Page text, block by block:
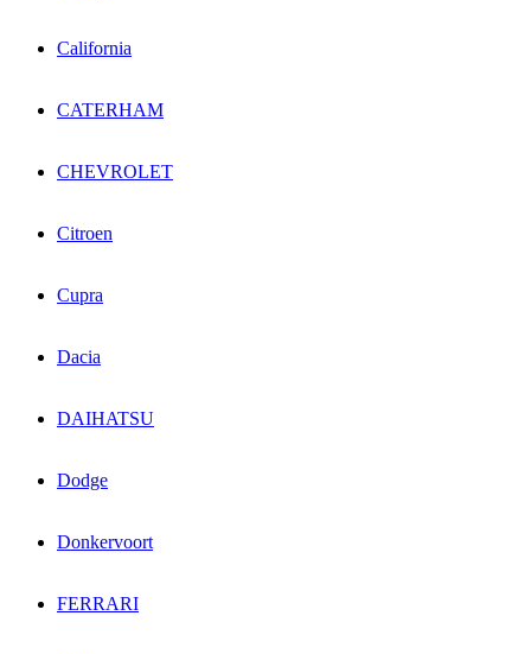
California
CATERHAM
CHEVROLET
Citroen
Cupra
Dacia
DAIHATSU
Dodge
Donkervoort
FERRARI